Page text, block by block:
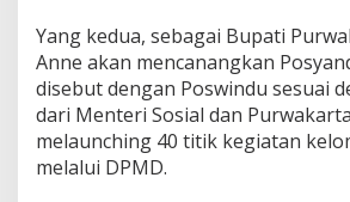
Yang kedua, sebagai Bupati
Anne akan mencanangkan
disebut dengan Poswindu sesuai
dari Menteri Sosial dan
melaunching 40 titik kegiatan
melalui DPMD.